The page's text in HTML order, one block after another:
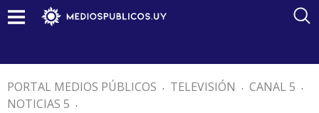
PORTAL MEDIOS PÚBLICOS . TELEVISIÓN . CANAL 5 .
NOTICIAS 5 .